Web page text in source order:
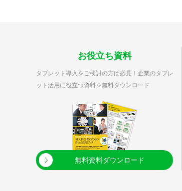
お役立ち資料
タブレット導入をご検討の方は必見！企業のタブレ
ット活用に役立つ資料を無料ダウンロード
無料資料ダウンロード